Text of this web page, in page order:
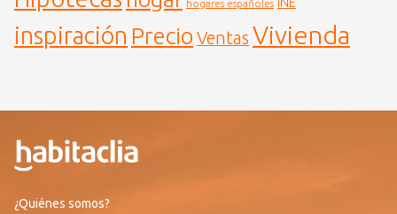
hogares españoles
inspiración Precio Ventas Vivienda
¿Quiénes somos?